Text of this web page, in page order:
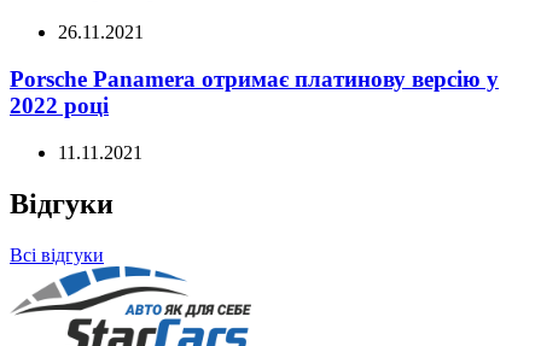
26.11.2021
Porsche Panamera отримає платинову версію у
2022 році
11.11.2021
Відгуки
Всі відгуки